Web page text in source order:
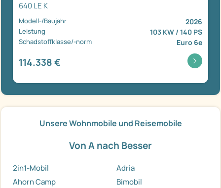
640 LE K
Modell-/Baujahr 2026
Leistung 103 KW / 140 PS
Schadstoffklasse/-norm Euro 6e
114.338 €
Unsere Wohnmobile und Reisemobile
Von A nach Besser
2in1-Mobil
Adria
Ahorn Camp
Bimobil